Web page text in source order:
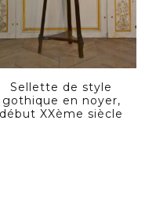
Sellette de style
gothique en noyer,
début XXème siècle